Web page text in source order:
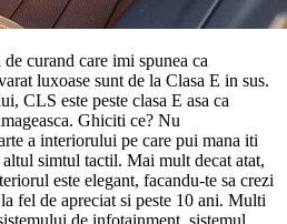
curand care imi spunea ca
luxoase sunt de la Clasa E in sus.
CLS este peste clasa E asa ca
Ghiciti ce? Nu
a interiorului pe care pui mana iti
simtul tactil. Mai mult decat atat,
este elegant, facandu-te sa crezi
fel de apreciat si peste 10 ani. Multi
de infotainment, sistemul